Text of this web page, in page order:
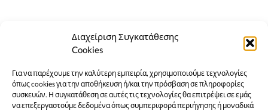
Διαχείριση Συγκατάθεσης
Cookies
Για να παρέχουμε την καλύτερη εμπειρία, χρησιμοποιούμε τεχνολογίες
όπως cookies για την αποθήκευση ή/και την πρόσβαση σε πληροφορίες
συσκευών. Η συγκατάθεση σε αυτές τις τεχνολογίες θα επιτρέψει σε εμάς
να επεξεργαστούμε δεδομένα όπως συμπεριφορά περιήγησης ή μοναδικά
μόνο από μπανάνα. Θα πάθεις σοκ από την απίθανη